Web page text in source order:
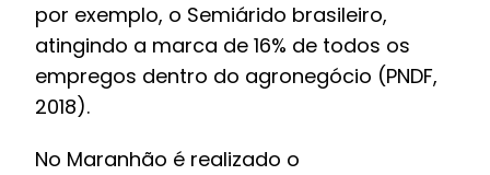
por exemplo, o Semiárido brasileiro,
atingindo a marca de 16% de todos os
empregos dentro do agronegócio (PNDF,
2018).
No Maranhão é realizado o